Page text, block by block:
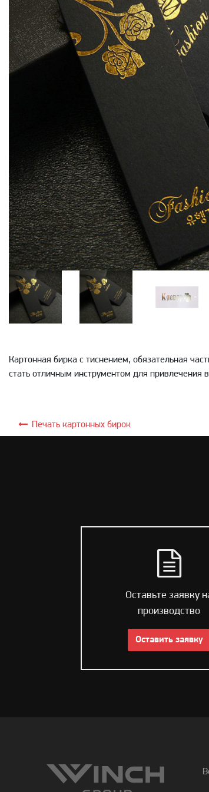
Картонная бирка с тиснением, обязательная
стать отличным инструментом для привлечения
Печать картонных бирок
Оставьте заявку
производство
Оставить заявку